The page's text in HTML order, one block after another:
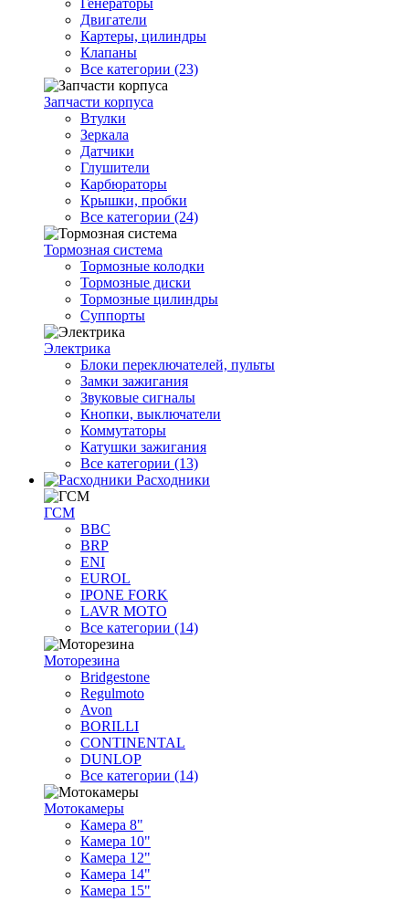
Генераторы
Двигатели
Картеры, цилиндры
Клапаны
Все категории (23)
Запчасти корпуса
Втулки
Зеркала
Датчики
Глушители
Карбюраторы
Крышки, пробки
Все категории (24)
Тормозная система
Тормозные колодки
Тормозные диски
Тормозные цилиндры
Суппорты
Электрика
Блоки переключателей, пульты
Замки зажигания
Звуковые сигналы
Кнопки, выключатели
Коммутаторы
Катушки зажигания
Все категории (13)
Расходники
ГСМ
BBC
BRP
ENI
EUROL
IPONE FORK
LAVR MOTO
Все категории (14)
Моторезина
Bridgestone
Regulmoto
Avon
BORILLI
CONTINENTAL
DUNLOP
Все категории (14)
Мотокамеры
Камера 8"
Камера 10"
Камера 12"
Камера 14"
Камера 15"